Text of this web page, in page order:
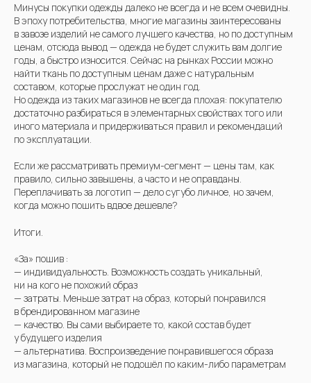
Минусы покупки одежды далеко не всегда и не всем очевидны.
В эпоху потребительства, многие магазины заинтересованы
в завозе изделий не самого лучшего качества, но по доступным
ценам, отсюда вывод — одежда не будет служить вам долгие
годы, а быстро износится. Сейчас на рынках России можно
найти ткань по доступным ценам даже с натуральным
составом, которые прослужат не один год.
Но одежда из таких магазинов не всегда плохая: покупателю
достаточно разбираться в элементарных свойствах того или
иного материала и придерживаться правил и рекомендаций
по эксплуатации.
Если же рассматривать премиум-сегмент — цены там, как
правило, сильно завышены, а часто и не оправданы.
Переплачивать за логотип — дело сугубо личное, но зачем,
когда можно пошить вдвое дешевле?
Итоги.
«За» пошив :
— индивидуальность. Возможность создать уникальный,
ни на кого не похожий образ
— затраты. Меньше затрат на образ, который понравился
в брендированном магазине
— качество. Вы сами выбираете то, какой состав будет
у будущего изделия
— альтернатива. Воспроизведение понравившегося образа
из магазина, который не подошёл по каким-либо параметрам